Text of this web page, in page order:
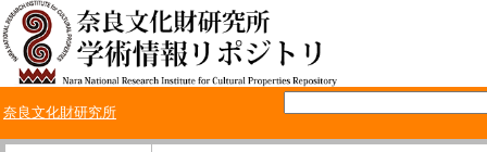
奈良文化財研究所